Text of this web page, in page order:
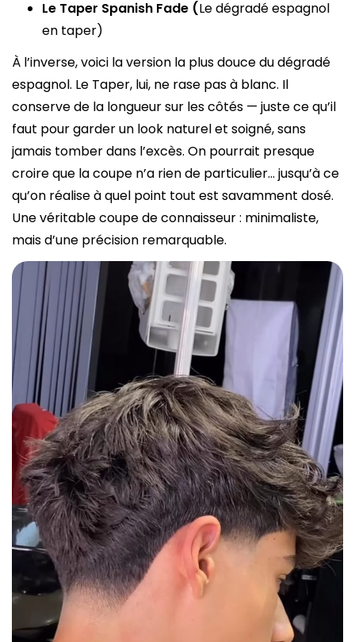
Le Taper Spanish Fade (Le dégradé espagnol
en taper)
À l’inverse, voici la version la plus douce du dégradé
espagnol. Le Taper, lui, ne rase pas à blanc. Il
conserve de la longueur sur les côtés — juste ce qu’il
faut pour garder un look naturel et soigné, sans
jamais tomber dans l’excès. On pourrait presque
croire que la coupe n’a rien de particulier… jusqu’à ce
qu’on réalise à quel point tout est savamment dosé.
Une véritable coupe de connaisseur : minimaliste,
mais d’une précision remarquable.